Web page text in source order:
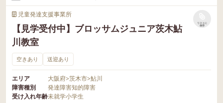
児童発達支援事業所
【見学受付中】ブロッサムジュニア茨木鮎
川教室
リストに
保存
空きあり 送迎あり
エリア 大阪府>茨木市>鮎川
障害種別
発達障害知的障害
受け入れ年齢未就学小学生